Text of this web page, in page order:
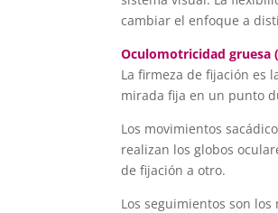
cambiar el enfoque a
Oculomotricidad gruesa
La firmeza de fijación es
mirada fija en un punto
Los movimientos
realizan los globos
de fijación a otro.
Los seguimientos son